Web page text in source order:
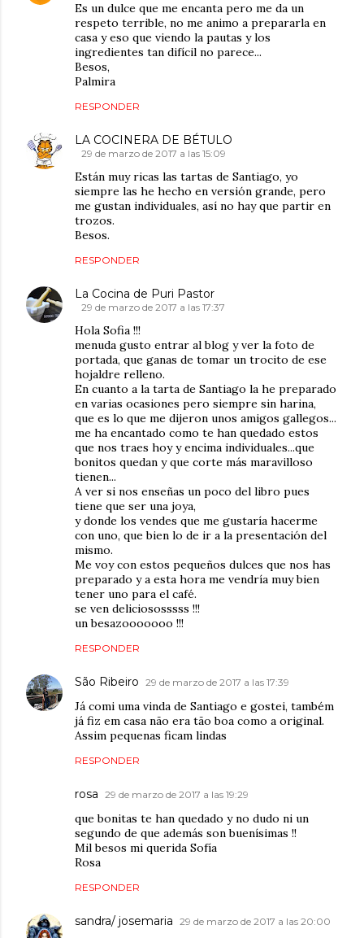
Es un dulce que me encanta pero me da un
respeto terrible, no me animo a prepararla en
casa y eso que viendo la pautas y los
ingredientes tan difícil no parece...
Besos,
Palmira
RESPONDER
LA COCINERA DE BÉTULO
29 de marzo de 2017 a las 15:09
Están muy ricas las tartas de Santiago, yo
siempre las he hecho en versión grande, pero
me gustan individuales, así no hay que partir en
trozos.
Besos.
RESPONDER
La Cocina de Puri Pastor
29 de marzo de 2017 a las 17:37
Hola Sofia !!!
menuda gusto entrar al blog y ver la foto de
portada, que ganas de tomar un trocito de ese
hojaldre relleno.
En cuanto a la tarta de Santiago la he preparado
en varias ocasiones pero siempre sin harina,
que es lo que me dijeron unos amigos gallegos...
me ha encantado como te han quedado estos
que nos traes hoy y encima individuales...que
bonitos quedan y que corte más maravilloso
tienen...
A ver si nos enseñas un poco del libro pues
tiene que ser una joya,
y donde los vendes que me gustaría hacerme
con uno, que bien lo de ir a la presentación del
mismo.
Me voy con estos pequeños dulces que nos has
preparado y a esta hora me vendría muy bien
tener uno para el café.
se ven deliciososssss !!!
un besazooooooo !!!
RESPONDER
São Ribeiro 29 de marzo de 2017 a las 17:39
Já comi uma vinda de Santiago e gostei, também
já fiz em casa não era tão boa como a original.
Assim pequenas ficam lindas
RESPONDER
rosa 29 de marzo de 2017 a las 19:29
que bonitas te han quedado y no dudo ni un
segundo de que además son buenísimas !!
Mil besos mi querida Sofía
Rosa
RESPONDER
sandra/ josemaria 29 de marzo de 2017 a las 20:00